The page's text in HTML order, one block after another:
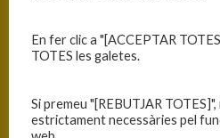
54-33
C.B. ADEPAF —
En fer clic a "[ACCEPTAR
TOTES les galetes.
Si premeu "[REBUTJAR
estrictament necessàries pel